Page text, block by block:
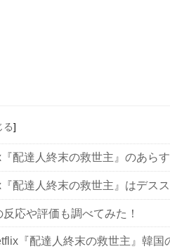
る]
配達人終末の救世主』のあら
配達人終末の救世主』はデス
反応や評価も調べてみた！
『配達人終末の救世主』韓国